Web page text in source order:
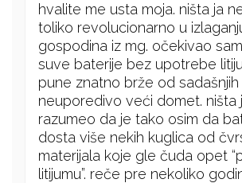
hvalite me usta moja. ništa ja
toliko revolucionarno u
gospodina iz mg. očekivao
suve baterije bez upotrebe
pune znatno brže od sadašnjih
neuporedivo veći domet. ništa
razumeo da je tako osim da
dosta više nekih kuglica od
materijala koje gle čuda opet
litijumu”. reče pre nekoliko